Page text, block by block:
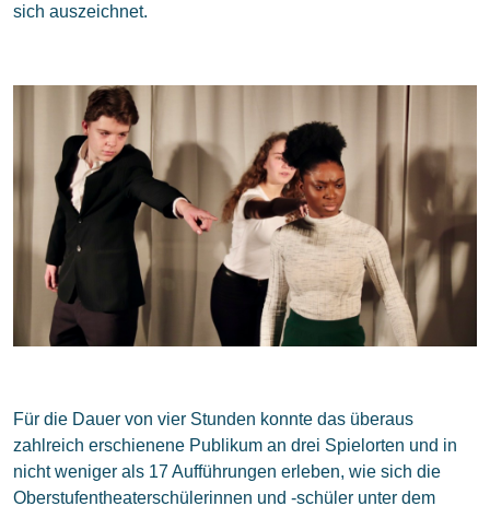
sich auszeichnet.
Für die Dauer von vier Stunden konnte das überaus
zahlreich erschienene Publikum an drei Spielorten und in
nicht weniger als 17 Aufführungen erleben, wie sich die
Oberstufentheaterschülerinnen und -schüler unter dem